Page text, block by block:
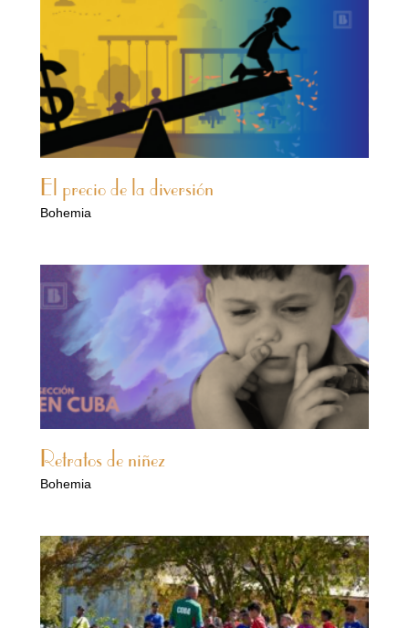
El precio de la diversión
Bohemia
Retratos de niñez
Bohemia